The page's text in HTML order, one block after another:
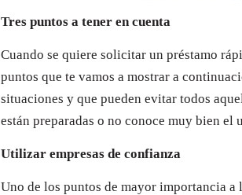
Tres puntos a tener en cuenta
Cuando se quiere solicitar un préstamo
puntos que te vamos a mostrar a
situaciones y que pueden evitar todos
están preparadas o no conoce muy bien el
Utilizar empresas de confianza
Uno de los puntos de mayor importancia a